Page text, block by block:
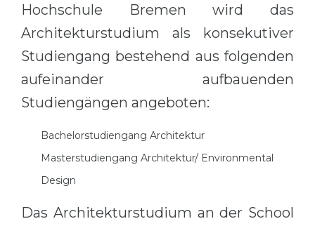
Successat
100%
Kazakhstan
Azerbaijan
Armenia
Belarus
Other Country
BOOK A CONSULTATION
Hochschule Bremen wird das
Architekturstudium als konsekutiver
Studiengang bestehend aus folgenden
aufeinander aufbauenden
Studiengängen angeboten:
Bachelorstudiengang Architektur
Masterstudiengang Architektur/ Environmental
Design
Das Architekturstudium an der School